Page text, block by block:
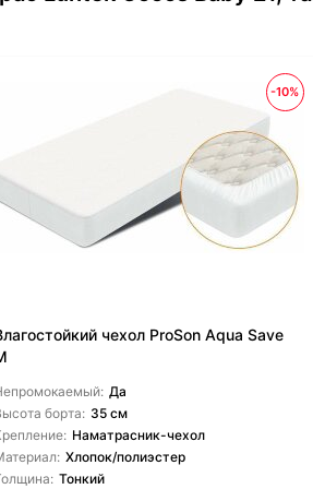
-10%
чехол ProSon Aqua Save
Да
борта: 35 см
Наматрасник-чехол
Хлопок/полиэстер
Тонкий